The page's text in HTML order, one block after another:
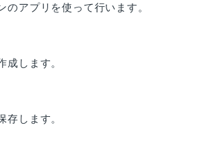
のアプリを使って行います。
成します。
存します。